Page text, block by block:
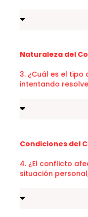
Naturaleza del
3. ¿Cuál es el
intentando
Condiciones del
4. ¿El conflicto
situación